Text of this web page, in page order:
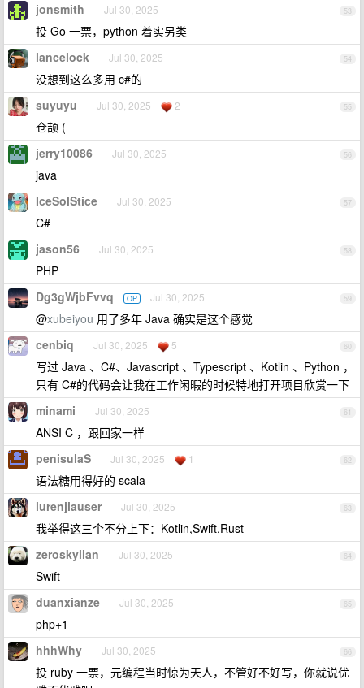
53
jonsmith Jul 30, 2025
投 Go 一票，python 着实另类
54
lancelock Jul 30, 2025
没想到这么多用 c#的
55
suyuyu Jul 30, 2025 2
仓颉 (
56
jerry10086 Jul 30, 2025
java
57
IceSolStice Jul 30, 2025
C#
58
jason56 Jul 30, 2025
PHP
59
Dg3gWjbFvvq OP Jul 30, 2025
@xubeiyou 用了多年 Java 确实是这个感觉
60
cenbiq Jul 30, 2025 5
写过 Java 、C#、Javascript 、Typescript 、Kotlin 、Python ，
只有 C#的代码会让我在工作闲暇的时候特地打开项目欣赏一下
61
minami Jul 30, 2025
ANSI C ，跟回家一样
62
penisulaS Jul 30, 2025 1
语法糖用得好的 scala
63
lurenjiauser Jul 30, 2025
我举得这三个不分上下：Kotlin,Swift,Rust
64
zeroskylian Jul 30, 2025
Swift
65
duanxianze Jul 30, 2025
php+1
66
hhhWhy Jul 30, 2025
投 ruby 一票，元编程当时惊为天人，不管好不好写，你就说优